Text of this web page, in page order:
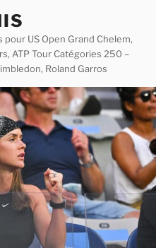
US Open Grand Chelem,
ATP Tour Catégories 250 –
Roland Garros